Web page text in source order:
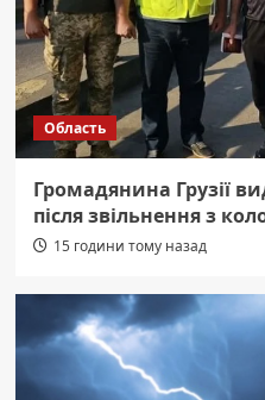
Область
Громадянина Грузії
після звільнення з
15 години тому назад